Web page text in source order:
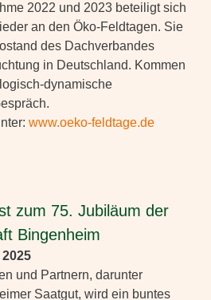
2022 und 2023 beteiligt sich
an den Öko-Feldtagen. Sie
des Dachverbandes
in Deutschland. Kommen
dynamische
www.oeko-feldtage.de
zum 75. Jubiläum der
Bingenheim
und Partnern, darunter
Saatgut, wird ein buntes